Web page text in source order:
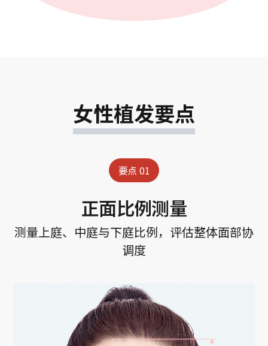
女性植发要点
要点 01
正面比例测量
测量上庭、中庭与下庭比例，评估整体面部协
调度